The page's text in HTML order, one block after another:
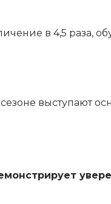
в 4,5 раза,
выступают